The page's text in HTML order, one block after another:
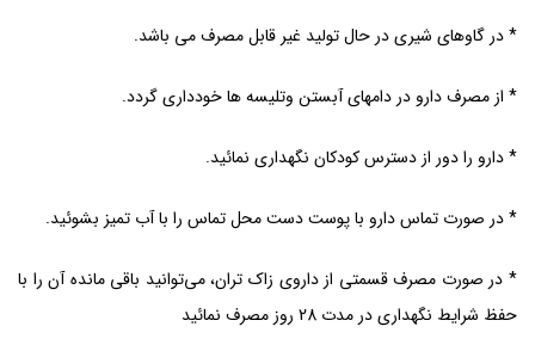
* در گاوهای شیری در حال تولید غیر قابل مصرف می باشد.
* از مصرف دارو در دامهای آبستن وتلیسه ها خودداری گردد.
* دارو را دور از دسترس کودکان نگهداری نمائید.
* در صورت تماس دارو با پوست دست محل تماس را با آب تمیز بشوئید.
* در صورت مصرف قسمتی از داروی زاک تران، می‌توانید باقی مانده آن را با
حفظ شرایط نگهداری در مدت 28 روز مصرف نمائید